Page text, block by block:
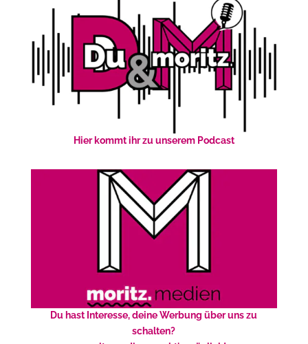
Hier kommt ihr zu unserem Podcast
Du hast Interesse, deine Werbung über uns zu
schalten?